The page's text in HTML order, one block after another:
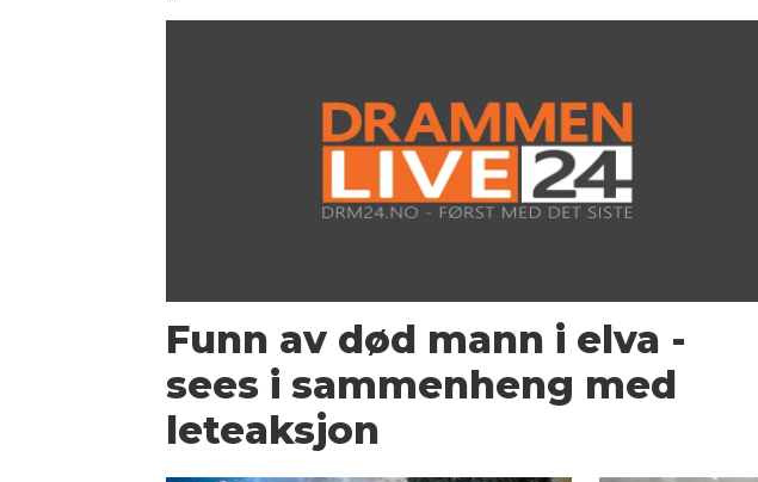
Funn av død mann i elva -
sees i sammenheng med
leteaksjon